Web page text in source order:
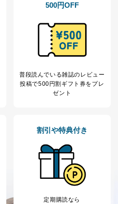
500円OFF
普段読んでいる雑誌のレビュー
投稿で500円割ギフト券をプレ
ゼント
割引や特典付き
定期購読なら